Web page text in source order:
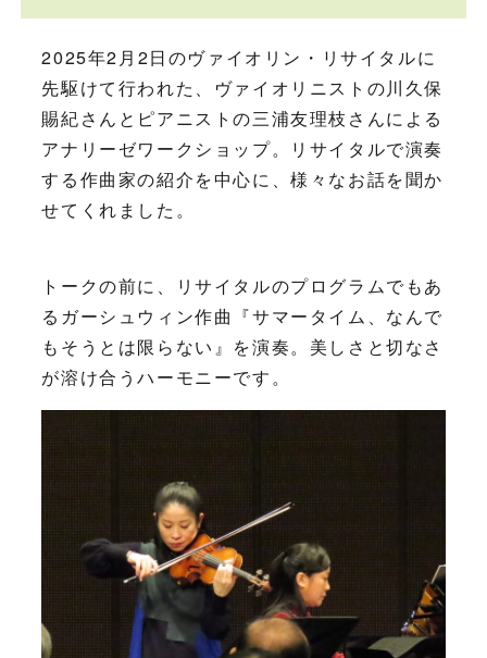
2025年2月2日のヴァイオリン・リサイタルに
先駆けて行われた、ヴァイオリニストの川久保
賜紀さんとピアニストの三浦友理枝さんによる
アナリーゼワークショップ。リサイタルで演奏
する作曲家の紹介を中心に、様々なお話を聞か
せてくれました。
トークの前に、リサイタルのプログラムでもあ
るガーシュウィン作曲『サマータイム、なんで
もそうとは限らない』を演奏。美しさと切なさ
が溶け合うハーモニーです。